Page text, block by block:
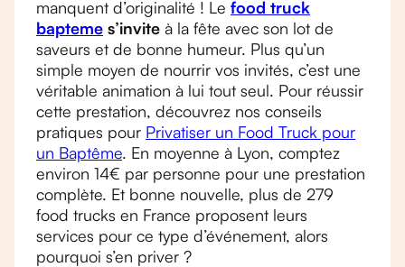
manquent d’originalité ! Le food truck
bapteme s’invite à la fête avec son lot de
saveurs et de bonne humeur. Plus qu’un
simple moyen de nourrir vos invités, c’est une
véritable animation à lui tout seul. Pour réussir
cette prestation, découvrez nos conseils
pratiques pour Privatiser un Food Truck pour
un Baptême. En moyenne à Lyon, comptez
environ 14€ par personne pour une prestation
complète. Et bonne nouvelle, plus de 279
food trucks en France proposent leurs
services pour ce type d’événement, alors
pourquoi s’en priver ?